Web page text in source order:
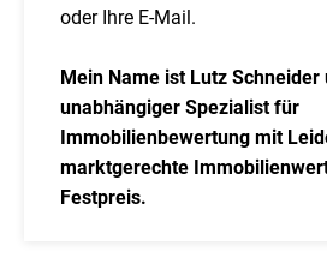
oder Ihre E-Mail.
Mein Name ist Lutz Schneider
unabhängiger Spezialist für
Immobilienbewertung mit
marktgerechte
Festpreis.